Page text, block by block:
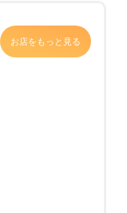
お店をもっと見る